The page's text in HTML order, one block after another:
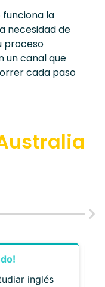
la
necesidad de
proceso
un canal que
cada paso
inglés